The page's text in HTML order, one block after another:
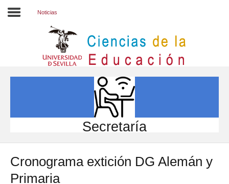
INVESTIGACIÓN
INTERNACIONAL
Noticias
Secretaría
Cronograma extición DG Alemán y
Primaria